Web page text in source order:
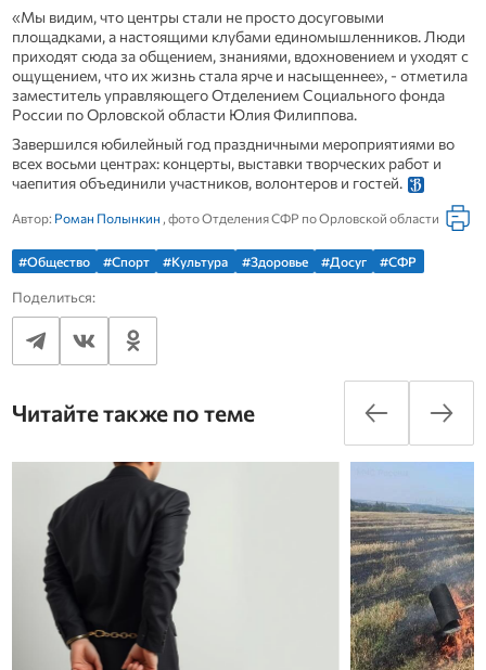
«Мы видим, что центры стали не просто досуговыми
площадками, а настоящими клубами единомышленников. Люди
приходят сюда за общением, знаниями, вдохновением и уходят с
ощущением, что их жизнь стала ярче и насыщеннее», - отметила
заместитель управляющего Отделением Социального фонда
России по Орловской области Юлия Филиппова.
Завершился юбилейный год праздничными мероприятиями во
всех восьми центрах: концерты, выставки творческих работ и
чаепития объединили участников, волонтеров и гостей.
Автор: Роман Полынкин , фото Отделения СФР по Орловской области
#Общество #Спорт #Культура #Здоровье #Досуг #СФР
Поделиться:
Читайте также по теме